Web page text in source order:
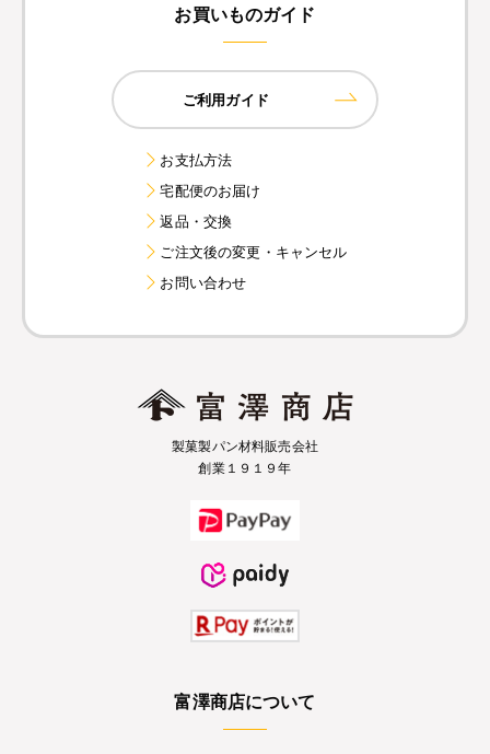
お買いものガイド
ご利用ガイド
お支払方法
宅配便のお届け
返品・交換
ご注文後の変更・キャンセル
お問い合わせ
製菓製パン材料販売会社
創業１９１９年
富澤商店について